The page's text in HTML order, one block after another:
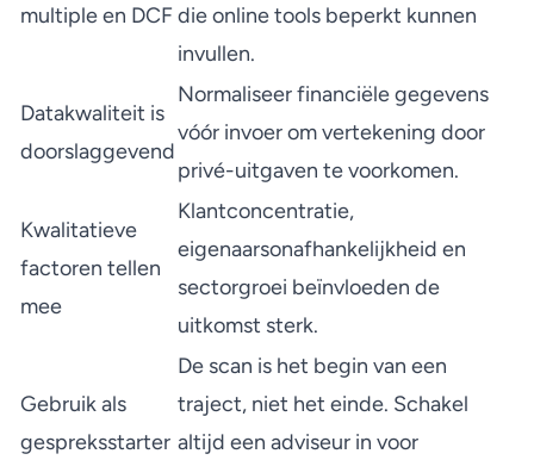
multiple en DCFdie online tools beperkt kunnen
invullen.
Datakwaliteit is
doorslaggevend
Normaliseer financiële gegevens
vóór invoer om vertekening door
privé-uitgaven te voorkomen.
Kwalitatieve
factoren tellen
mee
Klantconcentratie,
eigenaarsonafhankelijkheid en
sectorgroei beïnvloeden de
uitkomst sterk.
Gebruik als
gespreksstarter
De scan is het begin van een
traject, niet het einde. Schakel
altijd een adviseur in voor